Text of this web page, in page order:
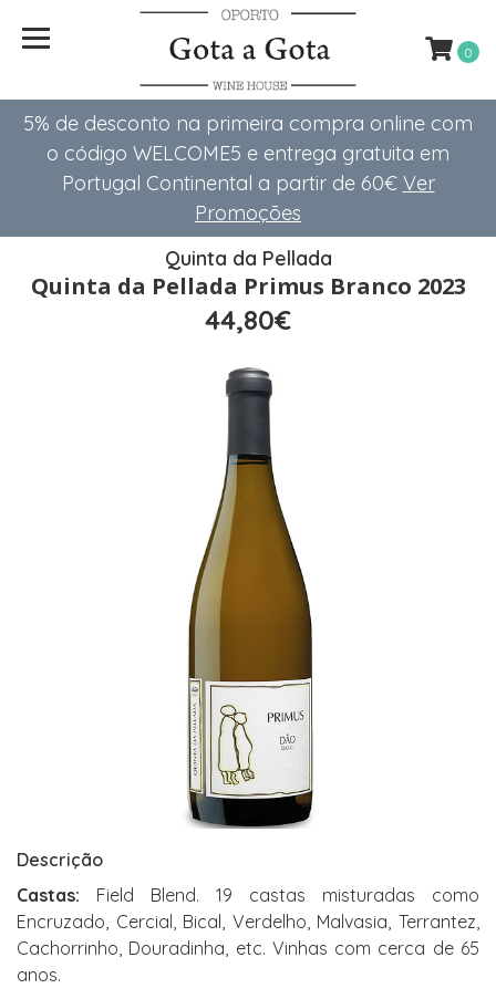
5% de desconto na primeira compra online com
o código WELCOME5 e entrega gratuita em
Portugal Continental a partir de 60€ Ver
Promoções
0
Quinta da Pellada
Quinta da Pellada Primus Branco 2023
44,80€
Descrição
Castas: Field Blend. 19 castas misturadas como
Encruzado, Cercial, Bical, Verdelho, Malvasia, Terrantez,
Cachorrinho, Douradinha, etc. Vinhas com cerca de 65
anos.